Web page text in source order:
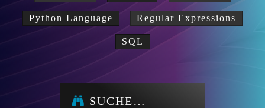
Python Language Regular Expressions
SQL
SUCHE…